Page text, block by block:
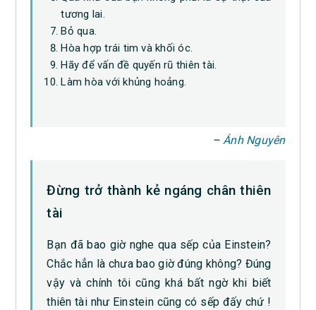
tương lai.
Bỏ qua.
Hòa hợp trái tim và khối óc.
Hãy để vấn đề quyến rũ thiên tài.
Làm hòa với khủng hoảng.
–Ánh Nguyên
Đừng trở thành kẻ ngáng chân thiên
tài
Bạn đã bao giờ nghe qua sếp của Einstein?
Chắc hẳn là chưa bao giờ đúng không? Đúng
vậy và chính tôi cũng khá bất ngờ khi biết
thiên tài như Einstein cũng có sếp đấy chứ !